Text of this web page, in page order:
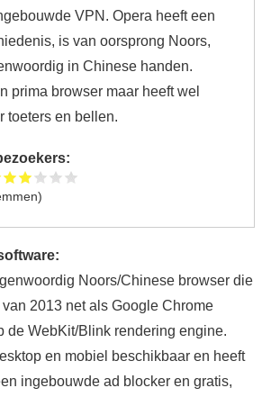
VPN. Opera heeft een
is van oorsprong Noors,
in Chinese handen.
prima browser maar heeft wel
toeters en bellen.
Noors/Chinese browser die
2013 net als Google Chrome
de WebKit/Blink rendering engine.
en mobiel beschikbaar en heeft
ingebouwde ad blocker en gratis,